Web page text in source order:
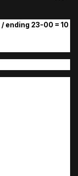
ending 23-00 = 10